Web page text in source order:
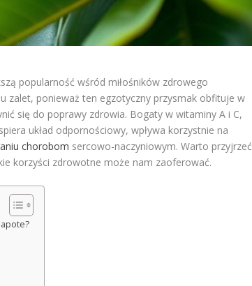
popularność wśród miłośników zdrowego
zalet, ponieważ ten egzotyczny przysmak obfituje w
się do poprawy zdrowia. Bogaty w witaminy A i C,
układ odpornościowy, wpływa korzystnie na
chorobom sercowo-naczyniowym. Warto przyjrzeć
korzyści zdrowotne może nam zaoferować.